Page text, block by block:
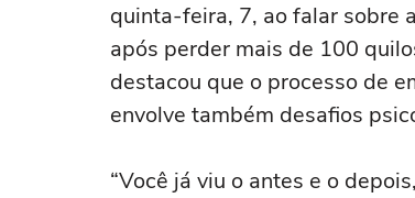
quinta-feira, 7, ao falar sobre
após perder mais de 100
destacou que o processo de
envolve também desafios
“Você já viu o antes e o